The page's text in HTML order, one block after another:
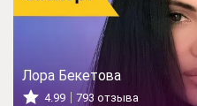
Лора Бекетова
4.99 793 отзыва